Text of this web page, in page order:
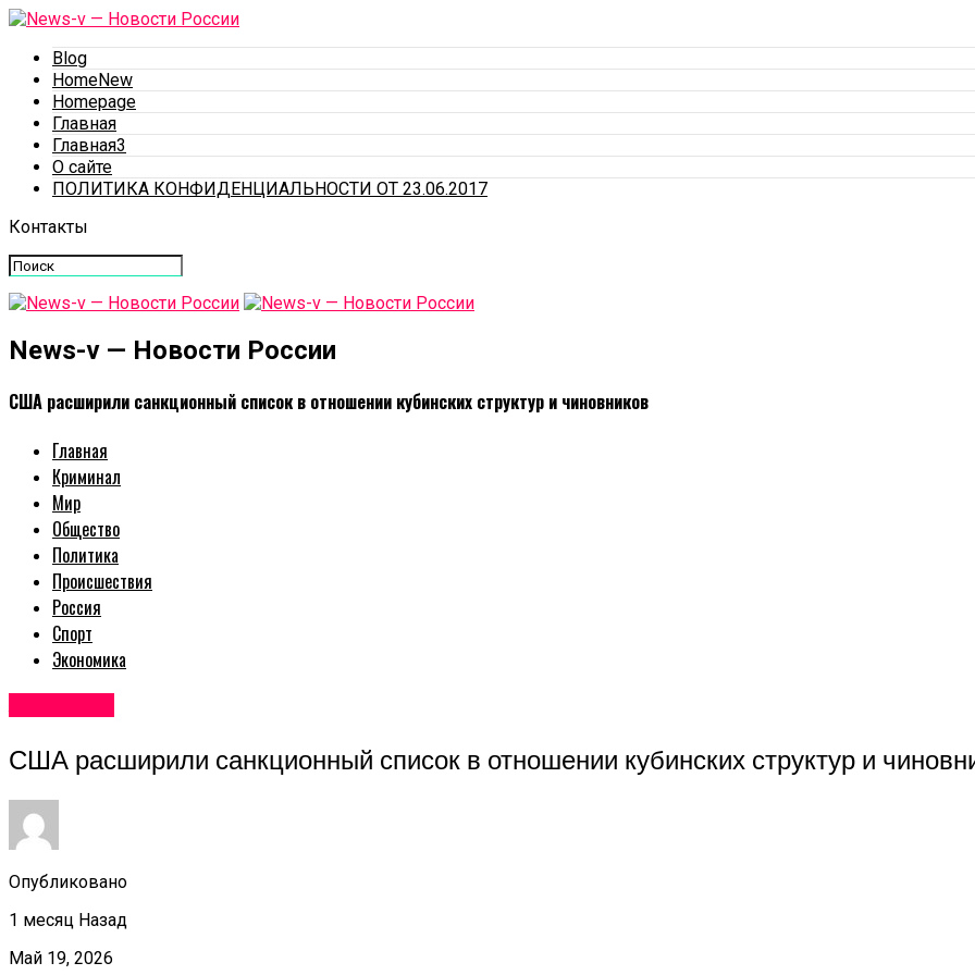
Blog
HomeNew
Homepage
Главная
Главная3
О сайте
ПОЛИТИКА КОНФИДЕНЦИАЛЬНОСТИ ОТ 23.06.2017
Контакты
News-v — Новости России
США расширили санкционный список в отношении кубинских структур и чиновников
Главная
Криминал
Мир
Общество
Политика
Происшествия
Россия
Спорт
Экономика
США расширили санкционный список в отношении кубинских структур и
Опубликовано
1 месяц Назад
Май 19, 2026